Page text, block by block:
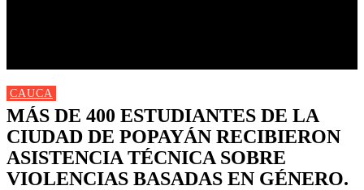
CAUCA
MÁS DE 400 ESTUDIANTES DE LA
CIUDAD DE POPAYÁN RECIBIERON
ASISTENCIA TÉCNICA SOBRE
VIOLENCIAS BASADAS EN GÉNERO.